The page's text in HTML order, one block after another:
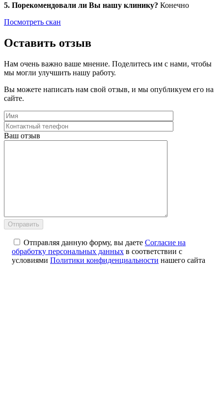
5. Порекомендовали ли Вы нашу клинику? Конечно
Посмотреть скан
Оставить отзыв
Нам очень важно ваше мнение. Поделитесь им с нами, чтобы
мы могли улучшить нашу работу.
Вы можете написать нам свой отзыв, и мы опубликуем его на
сайте.
Ваш отзыв
Отправляя данную форму, вы даете Согласие на
обработку персональных данных в соответствии с
условиями Политики конфиденциальности нашего сайта